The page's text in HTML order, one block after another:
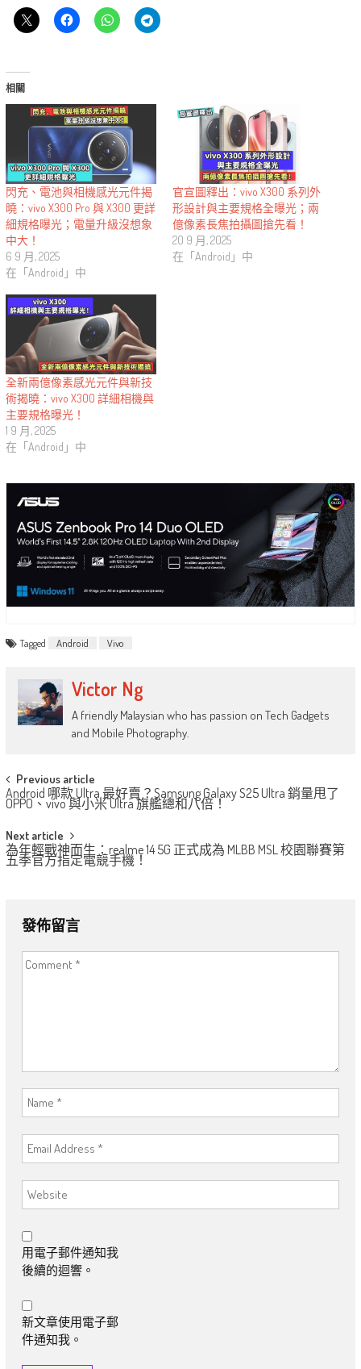
相關
閃充、電池與相機感光元件揭
曉：vivo X300 Pro 與 X300 更詳
細規格曝光；電量升級沒想象
中大！
6 9 月, 2025
在「Android」中
官宣圖釋出：vivo X300 系列外
形設計與主要規格全曝光；兩
億像素長焦拍攝圖搶先看！
20 9 月, 2025
在「Android」中
全新兩億像素感光元件與新技
術揭曉：vivo X300 詳細相機與
主要規格曝光！
1 9 月, 2025
在「Android」中
Tagged Android Vivo
Victor Ng
A friendly Malaysian who has passion on Tech Gadgets
and Mobile Photography.
Post
navigation
Previous article
Android 哪款 Ultra 最好賣？Samsung Galaxy S25 Ultra 銷量甩了
OPPO、vivo 與小米 Ultra 旗艦總和八倍！
Next article
為年輕戰神而生：realme 14 5G 正式成為 MLBB MSL 校園聯賽第
五季官方指定電競手機！
發佈留言
用電子郵件通知我
後續的迴響。
新文章使用電子郵
件通知我。